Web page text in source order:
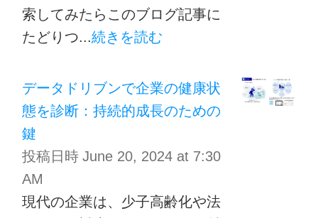
索してみたらこのブログ記事に
たどりつ...続きを読む
データドリブンで企業の健康状
態を診断：持続的成長のための
鍵
投稿日時 June 20, 2024 at 7:30
AM
現代の企業は、少子高齢化や法